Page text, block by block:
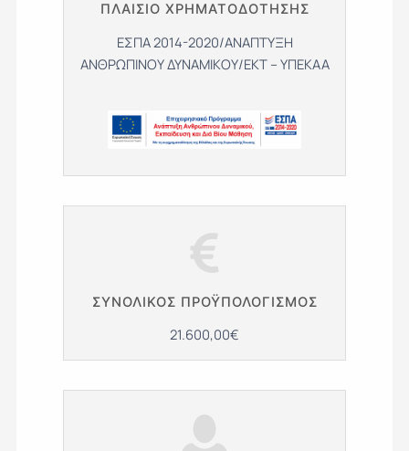
ΠΛΑΙΣΙΟ ΧΡΗΜΑΤΟΔΟΤΗΣΗΣ
ΕΣΠΑ 2014-2020/ΑΝΑΠΤΥΞΗ
ΑΝΘΡΩΠΙΝΟΥ ΔΥΝΑΜΙΚΟΥ/ΕΚΤ – ΥΠΕΚΑΑ
ΣΥΝΟΛΙΚΌΣ ΠΡΟΫΠΟΛΟΓΙΣΜΌΣ
21.600,00€